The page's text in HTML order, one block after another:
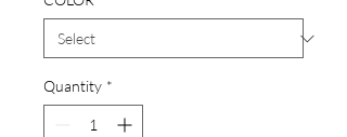
Quantity *